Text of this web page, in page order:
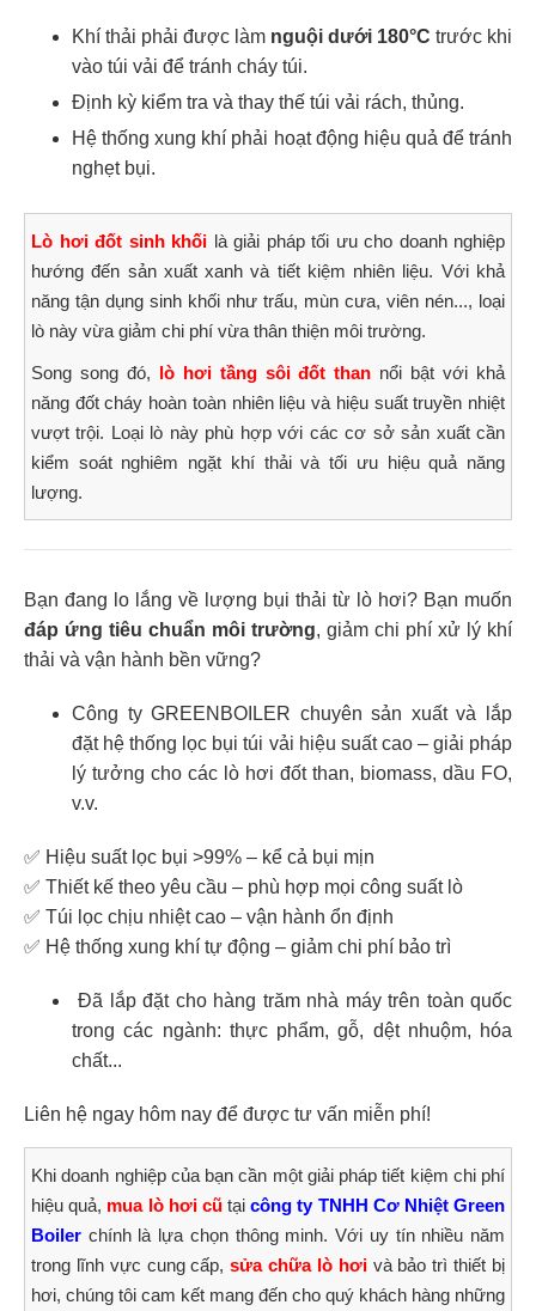
Khí thải phải được làm nguội dưới 180°C trước khi
vào túi vải để tránh cháy túi.
Định kỳ kiểm tra và thay thế túi vải rách, thủng.
Hệ thống xung khí phải hoạt động hiệu quả để tránh
nghẹt bụi.
Lò hơi đốt sinh khối là giải pháp tối ưu cho doanh nghiệp
hướng đến sản xuất xanh và tiết kiệm nhiên liệu. Với khả
năng tận dụng sinh khối như trấu, mùn cưa, viên nén..., loại
lò này vừa giảm chi phí vừa thân thiện môi trường.
Song song đó, lò hơi tầng sôi đốt than nổi bật với khả
năng đốt cháy hoàn toàn nhiên liệu và hiệu suất truyền nhiệt
vượt trội. Loại lò này phù hợp với các cơ sở sản xuất cần
kiểm soát nghiêm ngặt khí thải và tối ưu hiệu quả năng
lượng.
Bạn đang lo lắng về lượng bụi thải từ lò hơi? Bạn muốn
đáp ứng tiêu chuẩn môi trường, giảm chi phí xử lý khí
thải và vận hành bền vững?
Công ty GREENBOILER chuyên sản xuất và lắp
đặt hệ thống lọc bụi túi vải hiệu suất cao – giải pháp
lý tưởng cho các lò hơi đốt than, biomass, dầu FO,
v.v.
✅ Hiệu suất lọc bụi >99% – kể cả bụi mịn
✅ Thiết kế theo yêu cầu – phù hợp mọi công suất lò
✅ Túi lọc chịu nhiệt cao – vận hành ổn định
✅ Hệ thống xung khí tự động – giảm chi phí bảo trì
Đã lắp đặt cho hàng trăm nhà máy trên toàn quốc
trong các ngành: thực phẩm, gỗ, dệt nhuộm, hóa
chất...
Liên hệ ngay hôm nay để được tư vấn miễn phí!
Khi doanh nghiệp của bạn cần một giải pháp tiết kiệm chi phí
hiệu quả, mua lò hơi cũtạicông ty TNHH Cơ Nhiệt Green
Boiler chính là lựa chọn thông minh. Với uy tín nhiều năm
trong lĩnh vực cung cấp,sửa chữa lò hơivà bảo trì thiết bị
hơi, chúng tôi cam kết mang đến cho quý khách hàng những